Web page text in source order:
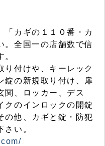
「カギの１１０番・カ
。全国一の店舗数で信
り付けや、キーレック
錠の新規取り付け、扉
関、ロッカー、デス
クのインロックの開錠
の他、カギと錠・防犯
い。